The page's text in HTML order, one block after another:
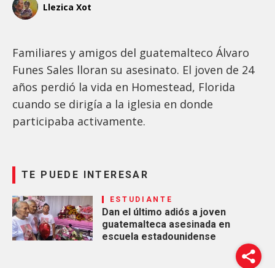
Llezica Xot
Familiares y amigos del guatemalteco Álvaro
Funes Sales lloran su asesinato. El joven de 24
años perdió la vida en Homestead, Florida
cuando se dirigía a la iglesia en donde
participaba activamente.
TE PUEDE INTERESAR
ESTUDIANTE
Dan el último adiós a joven
guatemalteca asesinada en
escuela estadounidense